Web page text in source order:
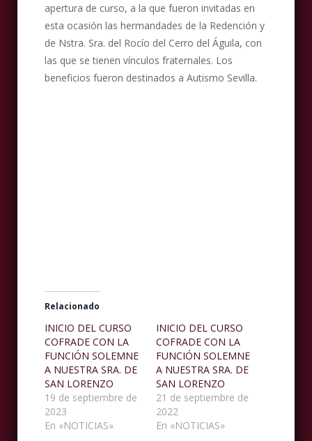
apertura de curso, a la que fueron invitadas en
esta ocasión las hermandades de la Redención y
de Nstra. Sra. del Rocío del Cerro del Águila, con
las que se tienen vínculos fraternales. Los
beneficios fueron destinados a Autismo Sevilla.
Relacionado
INICIO DEL CURSO
COFRADE CON LA
FUNCIÓN SOLEMNE
A NUESTRA SRA. DE
SAN LORENZO
19 de septiembre de
2023
En «NOTICIAS»
INICIO DEL CURSO
COFRADE CON LA
FUNCIÓN SOLEMNE
A NUESTRA SRA. DE
SAN LORENZO
21 de septiembre de
2022
En «NOTICIAS»